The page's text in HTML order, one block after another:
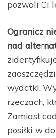
pozwoli Ci
Ogranicz
nad
wydatki.
rzeczach,
Zamiast
posiłki w